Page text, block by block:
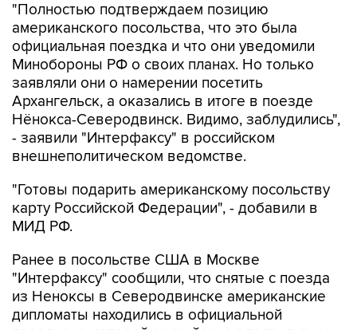
"Полностью подтверждаем позицию
американского посольства, что это была
официальная поездка и что они уведомили
Минобороны РФ о своих планах. Но только
заявляли они о намерении посетить
Архангельск, а оказались в итоге в поезде
Нёнокса-Северодвинск. Видимо, заблудились",
- заявили "Интерфаксу" в российском
внешнеполитическом ведомстве.
"Готовы подарить американскому посольству
карту Российской Федерации", - добавили в
МИД РФ.
Ранее в посольстве США в Москве
"Интерфаксу" сообщили, что снятые с поезда
из Неноксы в Северодвинске американские
дипломаты находились в официальной